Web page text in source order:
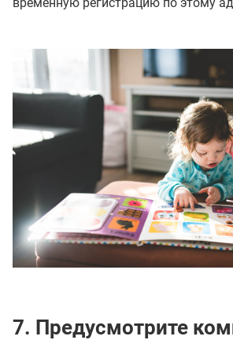
временную регистрацию по этому
7. Предусмотрите